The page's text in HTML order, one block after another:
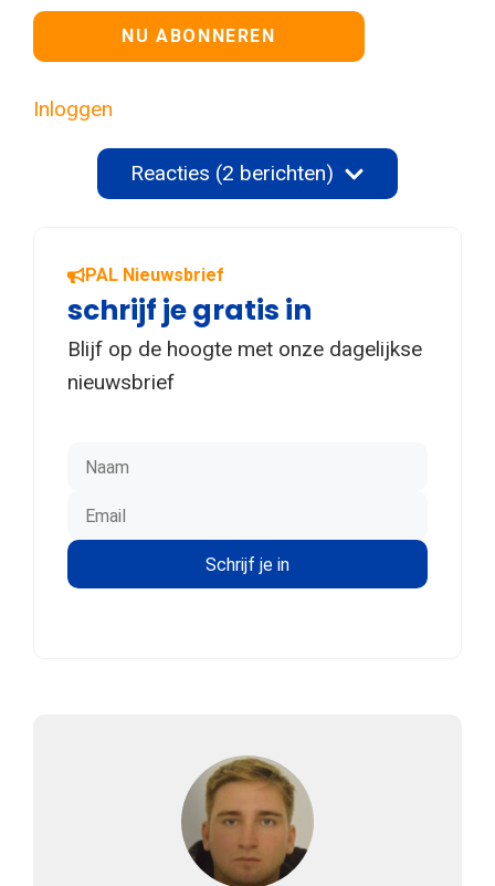
Geen waarde
Inloggen
Reacties (2 berichten)
PAL Nieuwsbrief
schrijf je gratis in
Blijf op de hoogte met onze dagelijkse
nieuwsbrief